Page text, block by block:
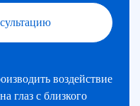
воздействие
глаз с близкого